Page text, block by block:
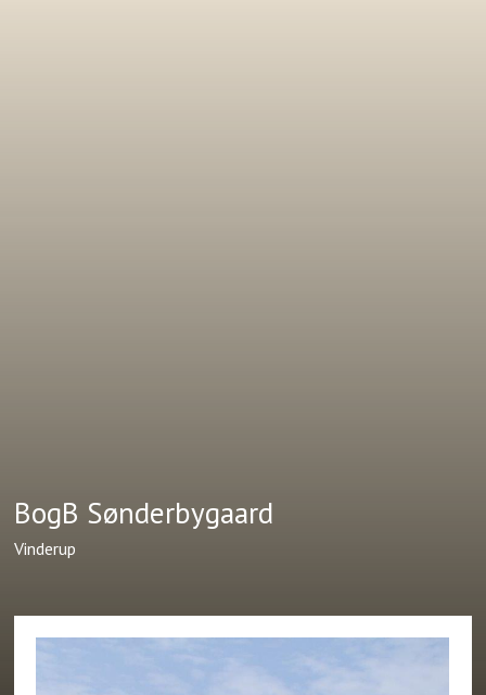
BogB Sønderbygaard
Vinderup